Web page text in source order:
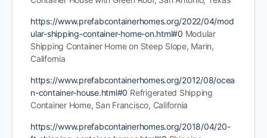
https://www.prefabcontainerhomes.org/2022/04/mod
ular-shipping-container-home-on.html#0 Modular
Shipping Container Home on Steep Slope, Marin,
California
https://www.prefabcontainerhomes.org/2012/08/ocea
n-container-house.html#0 Refrigerated Shipping
Container Home, San Francisco, California
https://www.prefabcontainerhomes.org/2018/04/20-